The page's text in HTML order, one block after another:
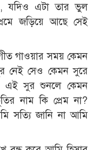
যদিও এটা তার ভুল
জড়িয়ে আছে সেই
গাওয়ার সময় কেমন
নেই সেও কেমন সুরে
এই সুর শুনলে কেমন
নাম কি প্রেম না?
সত্যি জানি না আমি